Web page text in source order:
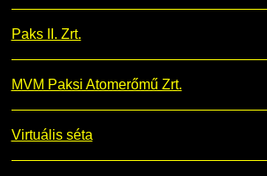
Paks II. Zrt.
MVM Paksi Atomerőmű Zrt.
Virtuális séta